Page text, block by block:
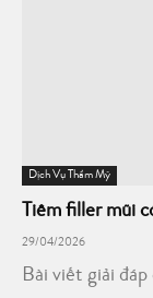
Dịch Vụ Thẩm Mỹ
Tiêm filler mũi
29/04/2026
Bài viết giải